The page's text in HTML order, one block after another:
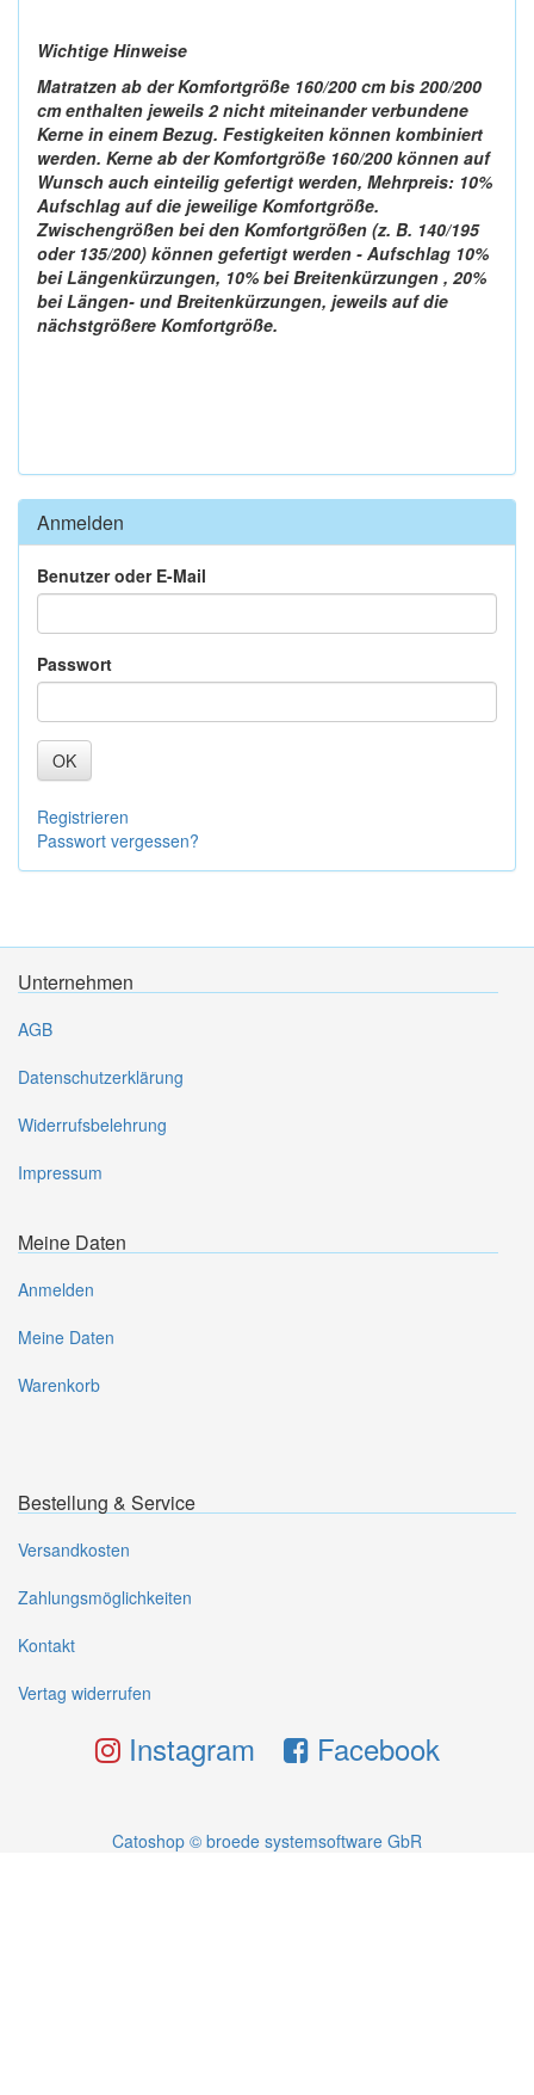
Wichtige Hinweise
Matratzen ab der Komfortgröße 160/200 cm bis 200/200
cm enthalten jeweils 2 nicht miteinander verbundene
Kerne in einem Bezug. Festigkeiten können kombiniert
werden. Kerne ab der Komfortgröße 160/200 können auf
Wunsch auch einteilig gefertigt werden, Mehrpreis: 10%
Aufschlag auf die jeweilige Komfortgröße.
Zwischengrößen bei den Komfortgrößen (z. B. 140/195
oder 135/200) können gefertigt werden - Aufschlag 10%
bei Längenkürzungen, 10% bei Breitenkürzungen , 20%
bei Längen- und Breitenkürzungen, jeweils auf die
nächstgrößere Komfortgröße.
Anmelden
Benutzer oder E-Mail
Passwort
OK
Registrieren
Passwort vergessen?
Unternehmen
AGB
Datenschutzerklärung
Widerrufsbelehrung
Impressum
Meine Daten
Anmelden
Meine Daten
Warenkorb
Bestellung & Service
Versandkosten
Zahlungsmöglichkeiten
Kontakt
Vertag widerrufen
Instagram Facebook
Catoshop © broede systemsoftware GbR